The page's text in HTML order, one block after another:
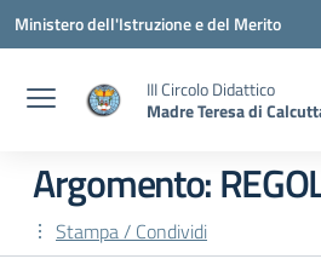
Vai ai contenuti
Vai al menu di navigazione
Vai al footer
Ministero dell'Istruzione e del Merito
III Circolo Didattico
Madre Teresa di
Argomento:
Stampa / Condividi